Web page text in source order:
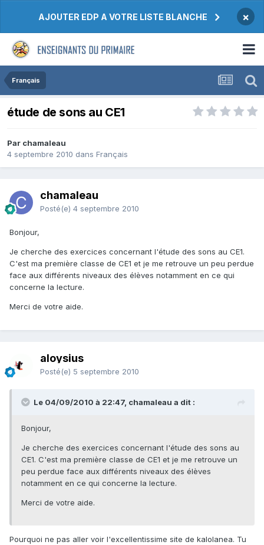
AJOUTER EDP A VOTRE LISTE BLANCHE ×
Français
étude de sons au CE1
Par chamaleau
4 septembre 2010 dans Français
chamaleau
Posté(e) 4 septembre 2010
Bonjour,
Je cherche des exercices concernant l'étude des sons au CE1.
C'est ma première classe de CE1 et je me retrouve un peu perdue
face aux différents niveaux des élèves notamment en ce qui
concerne la lecture.
Merci de votre aide.
aloysius
Posté(e) 5 septembre 2010
Le 04/09/2010 à 22:47, chamaleau a dit :
Bonjour,
Je cherche des exercices concernant l'étude des sons au
CE1. C'est ma première classe de CE1 et je me retrouve un
peu perdue face aux différents niveaux des élèves
notamment en ce qui concerne la lecture.
Merci de votre aide.
Pourquoi ne pas aller voir l'excellentissime site de kalolanea. Tu